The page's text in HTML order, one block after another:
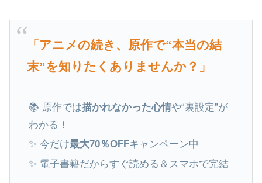
「アニメの続き、原作で“本当の結
末”を知りたくありませんか？」
📚 原作では描かれなかった心情や“裏設定”が
わかる！
✨ 今だけ最大70％OFFキャンペーン中
✨ 電子書籍だからすぐ読める＆スマホで完結